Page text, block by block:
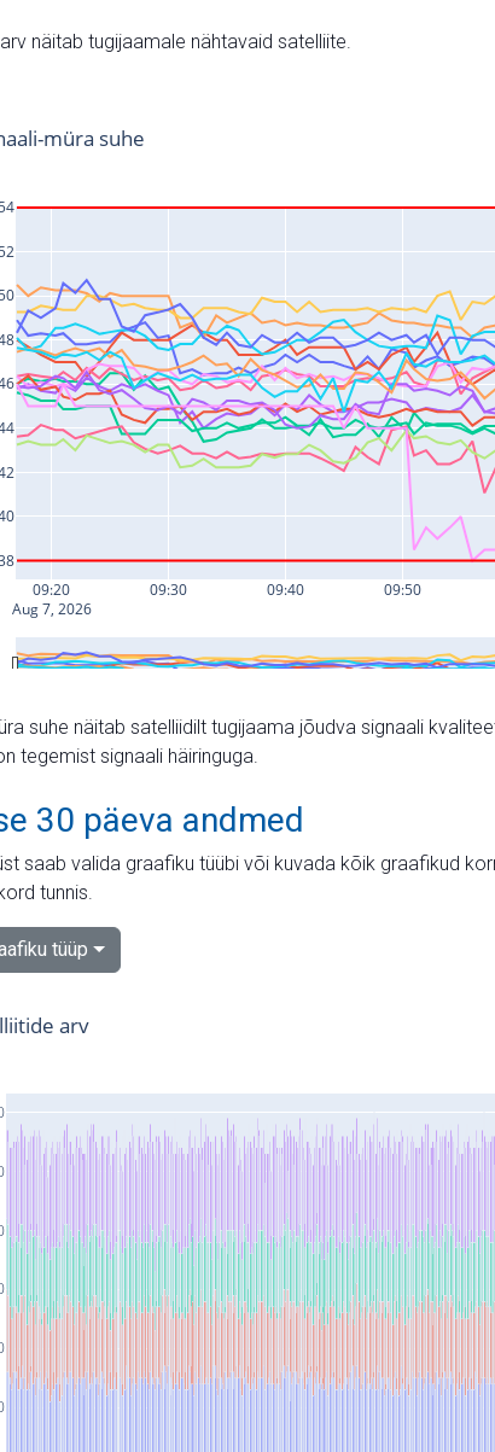
näitab tugijaamale nähtavaid satelliite.
suhe näitab satelliidilt tugijaama jõudva signaali
tegemist signaali häiringuga.
30 päeva andmed
saab valida graafiku tüübi või kuvada kõik graafikud
tunnis.
tüüp
arv